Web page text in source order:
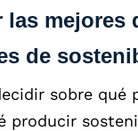
las mejores
de
sobre qué
producir